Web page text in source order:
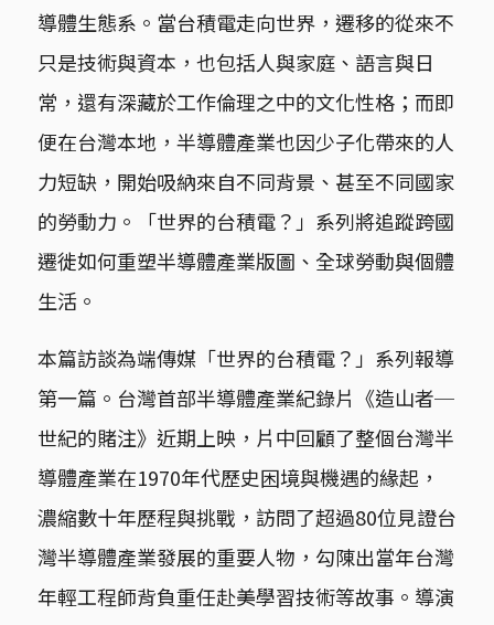
導體生態系。當台積電走向世界，遷移的從來不
只是技術與資本，也包括人與家庭、語言與日
常，還有深藏於工作倫理之中的文化性格；而即
便在台灣本地，半導體產業也因少子化帶來的人
力短缺，開始吸納來自不同背景、甚至不同國家
的勞動力。「世界的台積電？」系列將追蹤跨國
遷徙如何重塑半導體產業版圖、全球勞動與個體
生活。
本篇訪談為端傳媒「世界的台積電？」系列報導
第一篇。台灣首部半導體產業紀錄片《造山者─
世紀的賭注》近期上映，片中回顧了整個台灣半
導體產業在1970年代歷史困境與機遇的緣起，
濃縮數十年歷程與挑戰，訪問了超過80位見證台
灣半導體產業發展的重要人物，勾陳出當年台灣
年輕工程師背負重任赴美學習技術等故事。導演